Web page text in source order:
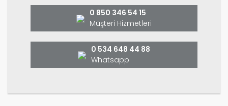
0 850 346 54 15
Müşteri Hizmetleri
0 534 648 44 88
Whatsapp